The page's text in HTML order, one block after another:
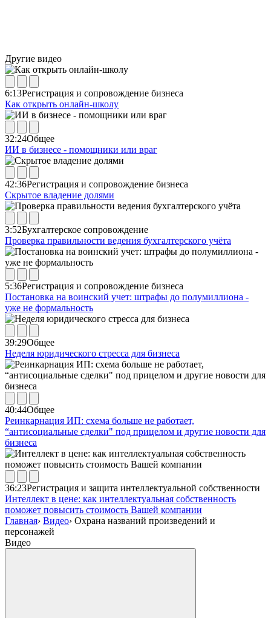
Другие видео
6:13Регистрация и сопровождение бизнеса
Как открыть онлайн-школу
32:24Общее
ИИ в бизнесе - помощники или враг
42:36Регистрация и сопровождение бизнеса
Скрытое владение долями
3:52Бухгалтерское сопровождение
Проверка правильности ведения бухгалтерского учёта
5:36Регистрация и сопровождение бизнеса
Постановка на воинский учет: штрафы до полумиллиона -
уже не формальность
39:29Общее
Неделя юридического стресса для бизнеса
40:44Общее
Реинкарнация ИП: схема больше не работает,
“антисоциальные сделки" под прицелом и другие новости для
бизнеса
36:23Регистрация и защита интеллектуальной собственности
Интеллект в цене: как интеллектуальная собственность
поможет повысить стоимость Вашей компании
Главная› Видео› Охрана названий произведений и
персонажей
Видео